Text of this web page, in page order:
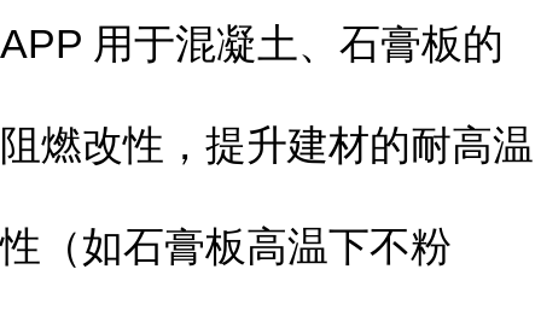
APP 用于混凝土、石膏板的
阻燃改性，提升建材的耐高温
性（如石膏板高温下不粉